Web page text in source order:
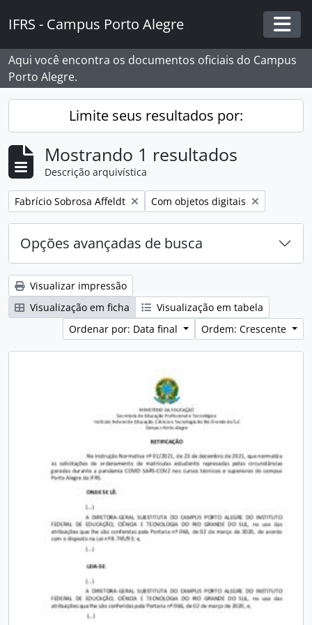
IFRS - Campus Porto Alegre
Aqui você encontra os documentos oficiais do Campus
Porto Alegre.
Limite seus resultados por:
Mostrando 1 resultados
Descrição arquivística
Remover filtro:
Fabrício Sobrosa Affeldt Remover filtro:
Com objetos digitais
Opções avançadas de busca
Visualizar impressão
Visualização em ficha
Visualização em tabela
Ordenar por: Data final
Ordem: Crescente